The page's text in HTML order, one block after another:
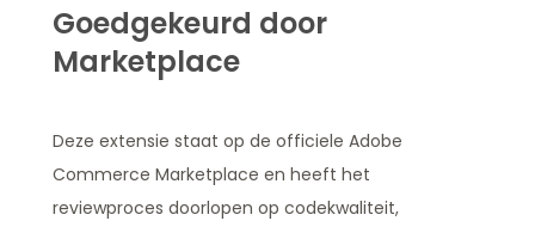
Goedgekeurd door
Marketplace
Deze extensie staat op de officiele Adobe
Commerce Marketplace en heeft het
reviewproces doorlopen op codekwaliteit,